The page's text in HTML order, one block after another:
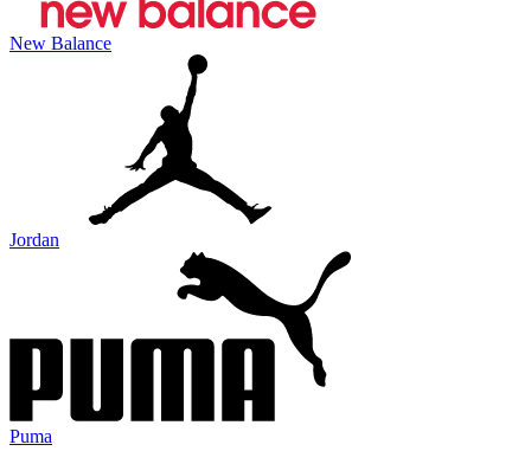
New Balance
Jordan
Puma